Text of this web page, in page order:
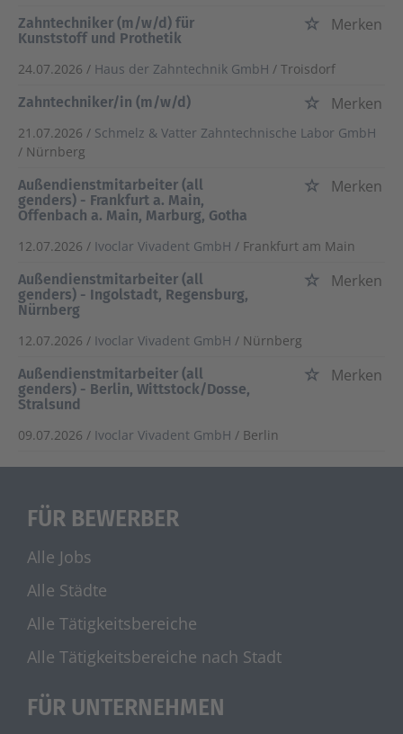
Zahntechniker (m/w/d) für
Kunststoff und Prothetik
Merken
24.07.2026 / Haus der Zahntechnik GmbH / Troisdorf
Zahntechniker/in (m/w/d)
Merken
21.07.2026 / Schmelz & Vatter Zahntechnische Labor GmbH
/ Nürnberg
Außendienstmitarbeiter (all
genders) - Frankfurt a. Main,
Offenbach a. Main, Marburg, Gotha
Merken
12.07.2026 / Ivoclar Vivadent GmbH / Frankfurt am Main
Außendienstmitarbeiter (all
genders) - Ingolstadt, Regensburg,
Nürnberg
Merken
12.07.2026 / Ivoclar Vivadent GmbH / Nürnberg
Außendienstmitarbeiter (all
genders) - Berlin, Wittstock/Dosse,
Stralsund
Merken
09.07.2026 / Ivoclar Vivadent GmbH / Berlin
FÜR BEWERBER
Alle Jobs
Alle Städte
Alle Tätigkeitsbereiche
Alle Tätigkeitsbereiche nach Stadt
FÜR UNTERNEHMEN